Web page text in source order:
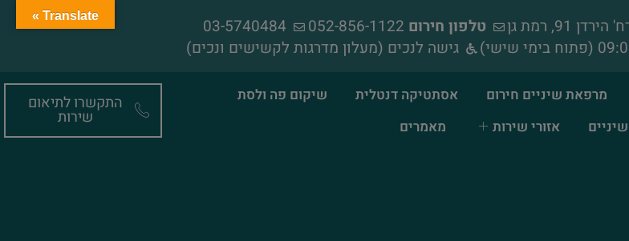
הירדן 91, רמת גן טלפון חירום
03-5740484
גישה לנכים (מעלון מדרגות לקשישים ונכים)
מרפאת שיניים חירום אסתטיקה דנטלית
שיקום פה ולסת
אזורי שירות מאמרים
התקשרו לתיאום
שירות
Translate »